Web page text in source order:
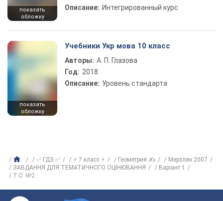
показать
обложку
Описание: Интегрированный курс
показать
обложку
Учебники Укр мова 10 класс
Авторы: А. П. Глазова
Год: 2018
Описание: Уровень стандарта
✅ ГДЗ ✅ ⚡ 7 класс ⚡ Геометрия ✍
Мерзляк 2007
ЗАВДАННЯ ДЛЯ ТЕМАТИЧНОГО ОЦІНЮВАННЯ
Варіант 1
Т.О. №2